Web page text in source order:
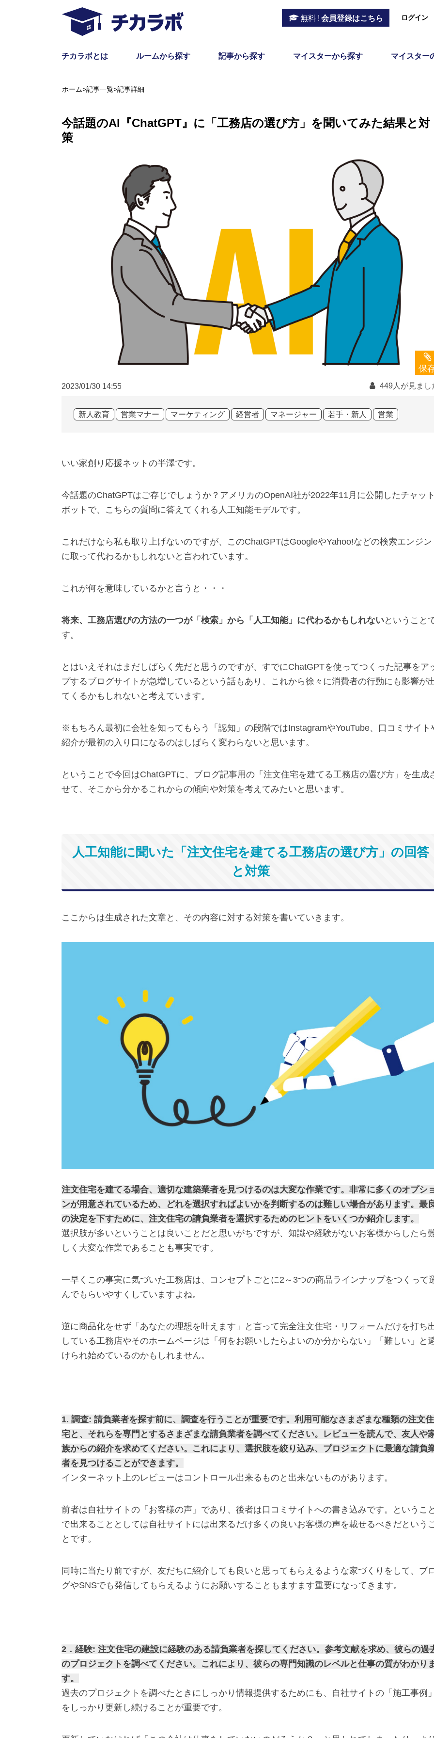
無料 ! 会員登録はこちら ログイン
チカラボとは ルームから探す 記事から探す マイスターから探す マイスター
ホーム>記事一覧>記事詳細
今話題のAI『ChatGPT』に「工務店の選び方」を聞いてみた結果と対
策
保
2023/01/30 14:55 449人が見まし
新人教育 営業マナー マーケティング 経営者 マネージャー 若手・新人 営業
いい家創り応援ネットの半澤です。
今話題のChatGPTはご存じでしょうか？アメリカのOpenAI社が2022年11月に公開したチャット
ボットで、こちらの質問に答えてくれる人工知能モデルです。
これだけなら私も取り上げないのですが、このChatGPTはGoogleやYahoo!などの検索エンジン
に取って代わるかもしれないと言われています。
これが何を意味しているかと言うと・・・
将来、工務店選びの方法の一つが「検索」から「人工知能」に代わるかもしれないということ
す。
とはいえそれはまだしばらく先だと思うのですが、すでにChatGPTを使ってつくった記事をア
プするブログサイトが急増しているという話もあり、これから徐々に消費者の行動にも影響が
てくるかもしれないと考えています。
※もちろん最初に会社を知ってもらう「認知」の段階ではInstagramやYouTube、口コミサイト
紹介が最初の入り口になるのはしばらく変わらないと思います。
ということで今回はChatGPTに、ブログ記事用の「注文住宅を建てる工務店の選び方」を生成
せて、そこから分かるこれからの傾向や対策を考えてみたいと思います。
人工知能に聞いた「注文住宅を建てる工務店の選び方」の回答
と対策
ここからは生成された文章と、その内容に対する対策を書いていきます。
注文住宅を建てる場合、適切な建築業者を見つけるのは大変な作業です。非常に多くのオプシ
ンが用意されているため、どれを選択すればよいかを判断するのは難しい場合があります。最
の決定を下すために、注文住宅の請負業者を選択するためのヒントをいくつか紹介します。
選択肢が多いということは良いことだと思いがちですが、知識や経験がないお客様からしたら
しく大変な作業であることも事実です。
一早くこの事実に気づいた工務店は、コンセプトごとに2～3つの商品ラインナップをつくって
んでもらいやすくしていますよね。
逆に商品化をせず「あなたの理想を叶えます」と言って完全注文住宅・リフォームだけを打ち
している工務店やそのホームページは「何をお願いしたらよいのか分からない」「難しい」と
けられ始めているのかもしれません。
1. 調査: 請負業者を探す前に、調査を行うことが重要です。利用可能なさまざまな種類の注文住
宅と、それらを専門とするさまざまな請負業者を調べてください。レビューを読んで、友人や
族からの紹介を求めてください。これにより、選択肢を絞り込み、プロジェクトに最適な請負
者を見つけることができます。
インターネット上のレビューはコントロール出来るものと出来ないものがあります。
前者は自社サイトの「お客様の声」であり、後者は口コミサイトへの書き込みです。ということ
で出来ることとしては自社サイトには出来るだけ多くの良いお客様の声を載せるべきだというこ
とです。
同時に当たり前ですが、友だちに紹介しても良いと思ってもらえるような家づくりをして、ブ
グやSNSでも発信してもらえるようにお願いすることもますます重要になってきます。
2．経験: 注文住宅の建設に経験のある請負業者を探してください。参考文献を求め、彼らの過
のプロジェクトを調べてください。これにより、彼らの専門知識のレベルと仕事の質がわかり
す。
過去のプロジェクトを調べたときにしっかり情報提供するためにも、自社サイトの「施工事例」
をしっかり更新し続けることが重要です。